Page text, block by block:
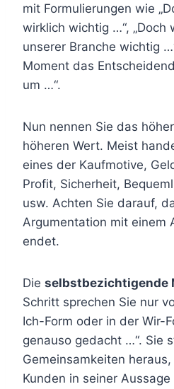
mit Formulierungen wie
wirklich wichtig …“, „Doch
unserer Branche wichtig
Moment das
um …“.
Nun nennen Sie das
höheren Wert. Meist
eines der Kaufmotive,
Profit, Sicherheit,
usw. Achten Sie darauf,
Argumentation mit einem
endet.
Die selbstbezichtigende
Schritt sprechen Sie nur
Ich-Form oder in der Wir-
genauso gedacht …“. Sie
Gemeinsamkeiten
Kunden in seiner